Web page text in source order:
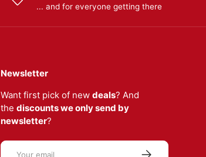
... and for everyone getting there
Newsletter
Want first pick of new deals? And
the discounts we only send by
newsletter?
Email
Subscribe